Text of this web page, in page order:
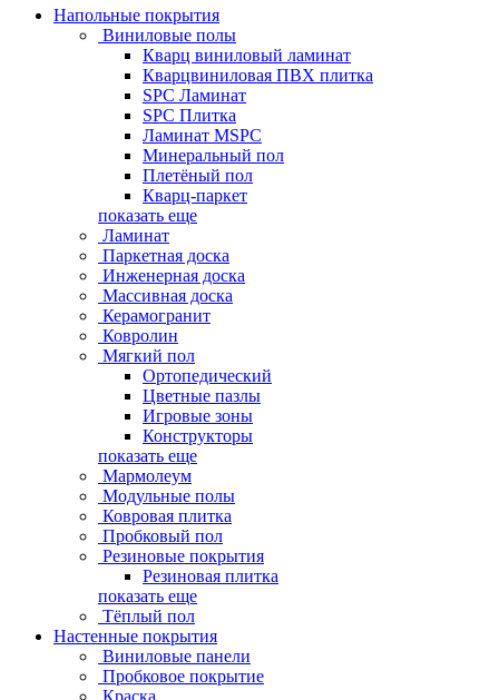
Напольные покрытия
Виниловые полы
Кварц виниловый ламинат
Кварцвиниловая ПВХ плитка
SPC Ламинат
SPC Плитка
Ламинат MSPC
Минеральный пол
Плетёный пол
Кварц-паркет
показать еще
Ламинат
Паркетная доска
Инженерная доска
Массивная доска
Керамогранит
Ковролин
Мягкий пол
Ортопедический
Цветные пазлы
Игровые зоны
Конструкторы
показать еще
Мармолеум
Модульные полы
Ковровая плитка
Пробковый пол
Резиновые покрытия
Резиновая плитка
показать еще
Тёплый пол
Настенные покрытия
Виниловые панели
Пробковое покрытие
Краска